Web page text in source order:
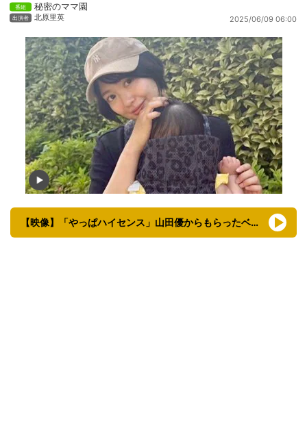
秘密のママ園
北原里英 2025/06/09 06:00
【映像】「やっぱハイセンス」山田優からもらったベビー用品たち（複数カット）